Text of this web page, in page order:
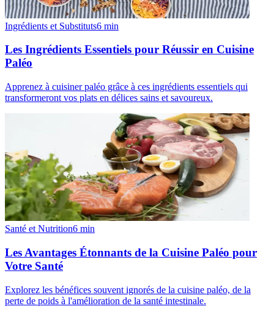
Ingrédients et Substituts6 min
Les Ingrédients Essentiels pour Réussir en Cuisine
Paléo
Apprenez à cuisiner paléo grâce à ces ingrédients essentiels qui
transformeront vos plats en délices sains et savoureux.
Santé et Nutrition6 min
Les Avantages Étonnants de la Cuisine Paléo pour
Votre Santé
Explorez les bénéfices souvent ignorés de la cuisine paléo, de la
perte de poids à l'amélioration de la santé intestinale.